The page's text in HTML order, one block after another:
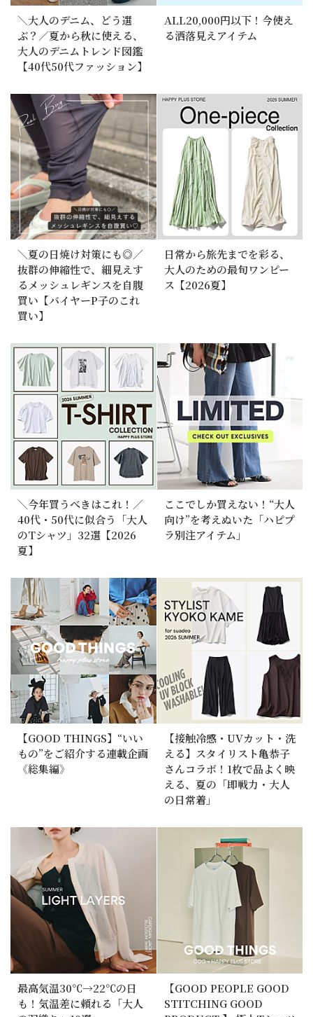
＼大人のデニム、どう選
ぶ？／夏から秋に使える、
大人のデニムトレンド図鑑
【40代50代ファッション】
ALL20,000円以下！今使え
る洒落見えアイテム
＼夏の日焼け対策にも◎／
抜群の伸縮性で、細見えす
るメッシュレギンスを自腹
買い【バイヤーP子のこれ
買い】
日常から旅先までを彩る、
大人のための最旬ワンピー
ス【2026夏】
＼今年買うべきはこれ！／
40代・50代に似合う「大人
のTシャツ」32選【2026
夏】
ここでしか買えない！“大人
向け”を考えぬいた「ハピプ
ラ別注アイテム」
【GOOD THINGS】“いい
もの”をご紹介する連載企画
《総集編》
【接触冷感・UVカット・洗
える】スタイリスト亀恭子
さんコラボ！1枚で品よく映
える、夏の「即戦力・大人
の日常着」
最高気温30℃→22℃の日
も！気温差に頼れる「大人
【GOOD PEOPLE GOOD
STITCHING GOOD